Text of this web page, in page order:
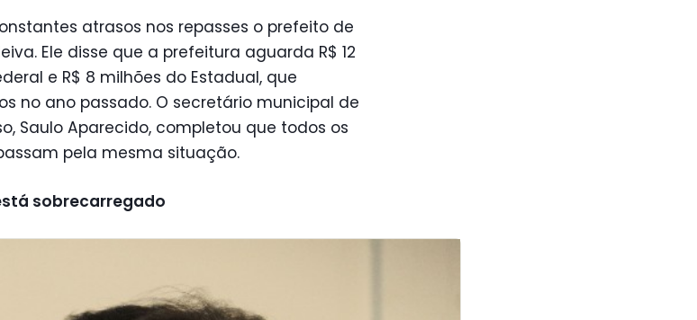
atrasos nos repasses o prefeito de
Ele disse que a prefeitura aguarda R$ 12
e R$ 8 milhões do Estadual, que
no ano passado. O secretário municipal de
Saulo Aparecido, completou que todos os
pela mesma situação.
sobrecarregado